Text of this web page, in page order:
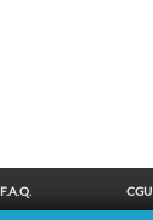
F.A.Q. CGU